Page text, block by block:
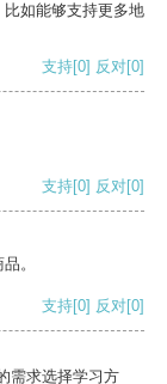
如能够支持更多地
支持[0] 反对[0]
支持[0] 反对[0]
。
支持[0] 反对[0]
需求选择学习方